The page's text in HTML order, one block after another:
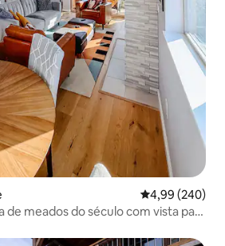
4,99 de uma
4,99 (240)
meados do século com vista para